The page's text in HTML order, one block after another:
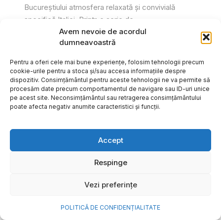
Avem nevoie de acordul
dumneavoastră
Pentru a oferi cele mai bune experiențe, folosim tehnologii precum
cookie-urile pentru a stoca și/sau accesa informațiile despre
dispozitiv. Consimțământul pentru aceste tehnologii ne va permite să
procesăm date precum comportamentul de navigare sau ID-uri unice
pe acest site. Neconsimțământul sau retragerea consimțământului
poate afecta negativ anumite caracteristici și funcții.
Accept
Respinge
Vezi preferințe
POLITICĂ DE CONFIDENȚIALITATE
Bucureștiului atmosfera relaxată și convivială
specifică Italiei. Printr-o serie de...
Gabriel Barliga
frumoase amintiri ale verii într-